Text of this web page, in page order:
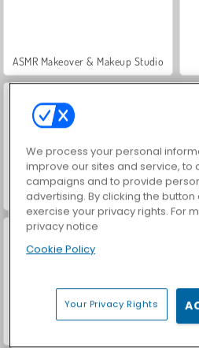
ASMR Makeover & Makeup Studio
Troll Face Quest: Video Memes and TV Shows: Part 2
We process your personal
improve our sites and service, to
campaigns and to provide
advertising. By clicking the
exercise your privacy rights. For
privacy notice
Cookie Policy
Your Privacy Rights